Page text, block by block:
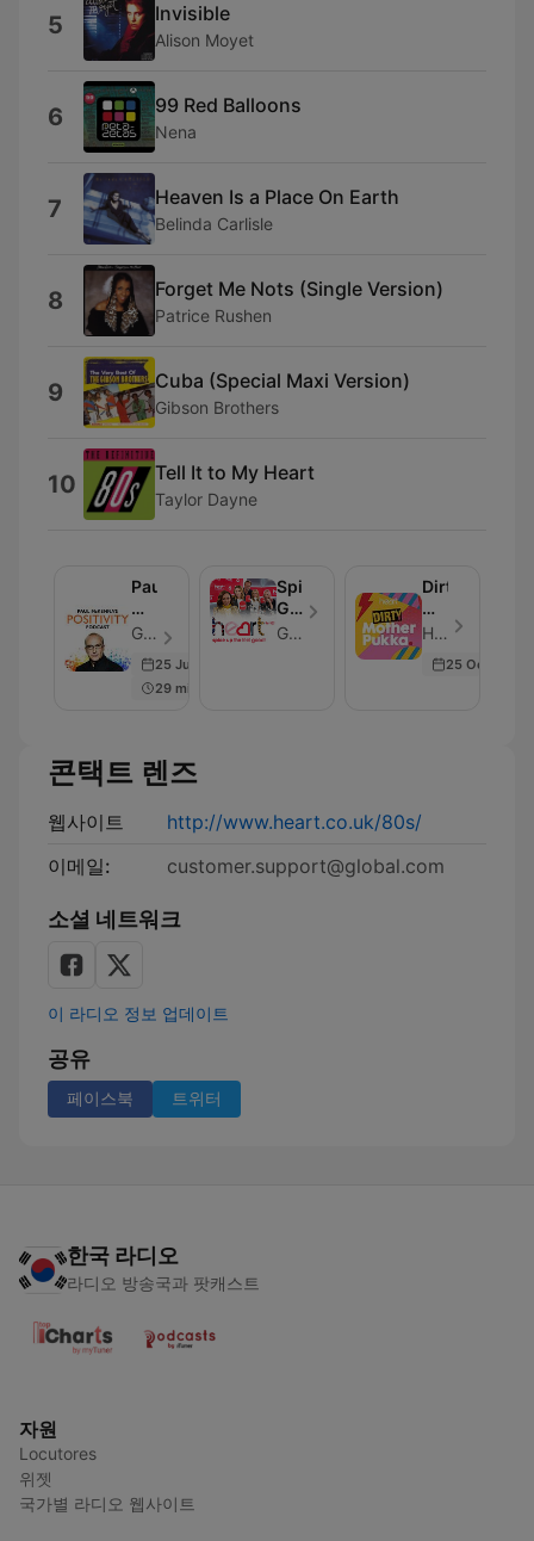
5 Invisible
Alison Moyet
6 99 Red Balloons
Nena
7 Heaven Is a Place On Earth
Belinda Carlisle
8 Forget Me Nots (Single Version)
Patrice Rushen
9 Cuba (Special Maxi Version)
Gibson Brothers
10 Tell It to My Heart
Taylor Dayne
Paul
McKenna's
Positivity
Podcast
Global - 에피소드 129
25 Jun 2024
29 min
Spice
Girls
Reunion
Global
Dirty
Mother
Pukka
Anna
Heart - 에피소드 266
25 Oct 2024
콘택트 렌즈
웹사이트
http://www.heart.co.uk/80s/
이메일:
customer.support@global.com
소셜 네트워크
이 라디오 정보 업데이트
공유
페이스북 트위터
한국 라디오
라디오 방송국과 팟캐스트
자원
Locutores
위젯
국가별 라디오 웹사이트